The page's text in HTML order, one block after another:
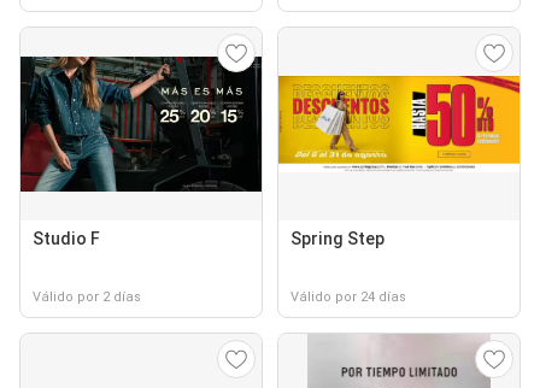
Studio F
Válido por 2 días
Spring Step
Válido por 24 días